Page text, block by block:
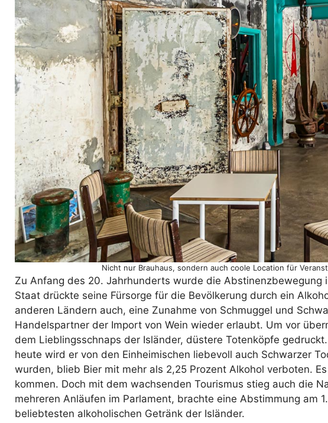
Nicht nur Brauhaus, sondern auch coole Location für
Zu Anfang des 20. Jahrhunderts wurde die Abstinenzbewegung
Staat drückte seine Fürsorge für die Bevölkerung durch ein
anderen Ländern auch, eine Zunahme von Schmuggel und
Handelspartner der Import von Wein wieder erlaubt. Um vor
dem Lieblingsschnaps der Isländer, düstere Totenköpfe
heute wird er von den Einheimischen liebevoll auch Schwarzer
wurden, blieb Bier mit mehr als 2,25 Prozent Alkohol verboten.
kommen. Doch mit dem wachsenden Tourismus stieg auch die
mehreren Anläufen im Parlament, brachte eine Abstimmung am
beliebtesten alkoholischen Getränk der Isländer.